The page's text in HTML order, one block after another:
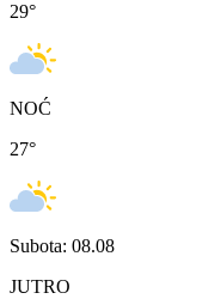
29°
NOĆ
27°
Subota: 08.08
JUTRO